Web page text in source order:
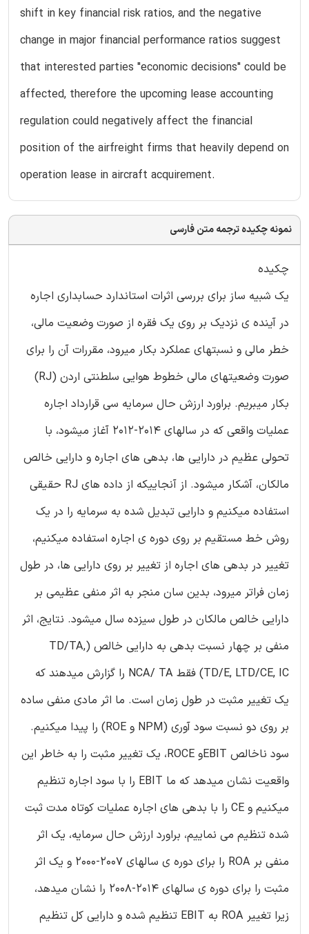
shift in key financial risk ratios, and the negative
change in major financial performance ratios suggest
that interested parties "economic decisions" could be
affected, therefore the upcoming lease accounting
regulation could negatively affect the financial
position of the airfreight firms that heavily depend on
operation lease in aircraft acquirement.
نمونه چکیده ترجمه متن فارسی
چکیده
یک شبیه ساز برای بررسی اثرات استاندارد حسابداری اجاره
در آینده ی نزدیک بر روی یک فقره از صورت وضعیت مالی،
خطر مالی و نسبتهای عملکرد بکار میرود، مقررات آن را برای
صورت وضعیتهای مالی خطوط هوایی سلطنتی اردن (RJ)
بکار میبریم. براورد ارزش حال سرمایه سی قرارداد اجاره
عملیات واقعی که در سالهای 2014-2012 آغاز میشود، با
تحولی عظیم در دارایی ها، بدهی های اجاره و دارایی خالص
مالکان، آشکار میشود. از آنجاییکه از داده های RJ حقیقی
استفاده میکنیم و دارایی تبدیل شده به سرمایه را در یک
روش خط مستقیم بر روی دوره ی اجاره استفاده میکنیم،
تغییر در بدهی های اجاره از تغییر بر روی دارایی ها، در طول
زمان فراتر میرود، بدین سان منجر به اثر منفی عظیمی بر
دارایی خالص مالکان در طول سیزده سال میشود. نتایج، اثر
منفی بر چهار نسبت بدهی به دارایی خالص (TD/TA,
TD/E, LTD/CE, IC) فقط NCA/ TA را گزارش میدهند که
یک تغییر مثبت در طول زمان است. ما اثر مادی منفی ساده
بر روی دو نسبت سود آوری (NPM و ROE) را پیدا میکنیم.
سود ناخالص EBITو ROCE، یک تغییر مثبت را به خاطر این
واقعیت نشان میدهد که ما EBIT را با سود اجاره تنظیم
میکنیم و CE را با بدهی های اجاره عملیات کوتاه مدت ثبت
شده تنظیم می نماییم، براورد ارزش حال سرمایه، یک اثر
منفی بر ROA را برای دوره ی سالهای 2007-2000 و یک اثر
مثبت را برای دوره ی سالهای 2014-2008 را نشان میدهد،
زیرا تغییر ROA به EBIT تنظیم شده و دارایی کل تنظیم